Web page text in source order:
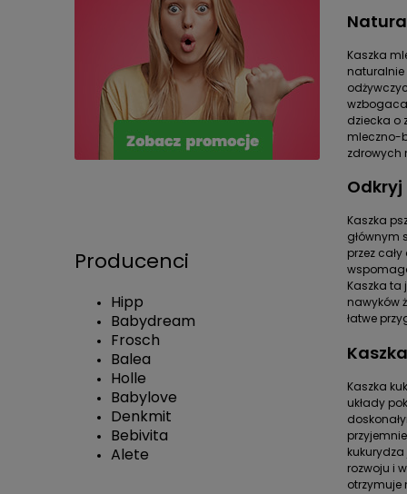
Producenci
Hipp
Babydream
Frosch
Balea
Holle
Babylove
Denkmit
Bebivita
Alete
Kaszka
naturalnie
dziecka o
mleczno-
zdrowych
Odkryj
Kaszka
głównym
przez
Kaszka ta
nawyków
łatwe
Kaszka
układy
rozwoju i
otrzymuje